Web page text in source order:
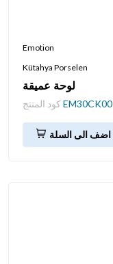
Emotion
Kütahya Porselen
لوحة عميقة
EM30CK00
اضف الى السلة